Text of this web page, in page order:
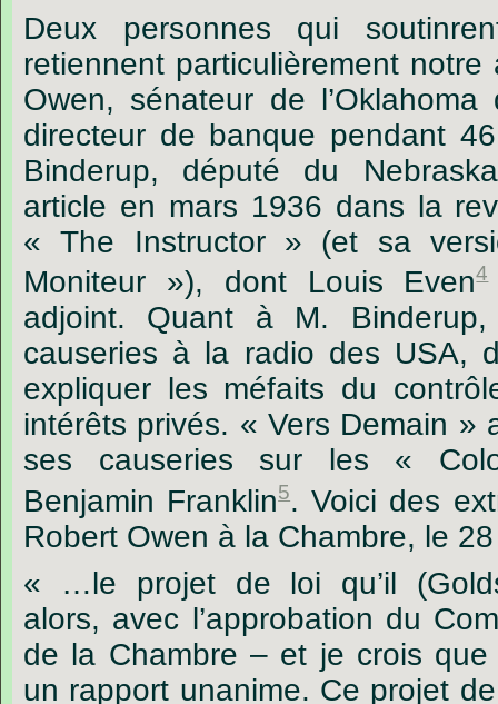
Deux personnes qui
retiennent particulièrement
Owen, sénateur de
directeur de banque pendant
Binderup, député du
article en mars 1936 dans la
« The Instructor » (et sa
Moniteur »), dont Louis Even4
adjoint. Quant à M.
causeries à la radio des USA,
expliquer les méfaits du
intérêts privés. « Vers Demain »
ses causeries sur les «
Benjamin Franklin5. Voici des
Robert Owen à la Chambre, le
« …le projet de loi qu’il
alors, avec l’approbation du
de la Chambre – et je crois
un rapport unanime. Ce projet